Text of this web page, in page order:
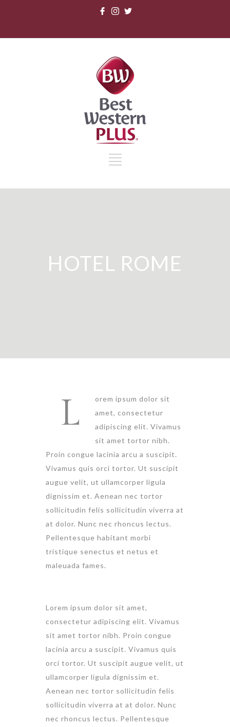
HOTEL ROME
L
orem ipsum dolor sit
amet, consectetur
adipiscing elit. Vivamus
sit amet tortor nibh.
Proin congue lacinia arcu a suscipit.
Vivamus quis orci tortor. Ut suscipit
augue velit, ut ullamcorper ligula
dignissim et. Aenean nec tortor
sollicitudin felis sollicitudin viverra at
at dolor. Nunc nec rhoncus lectus.
Pellentesque habitant morbi
tristique senectus et netus et
maleuada fames.
Lorem ipsum dolor sit amet,
consectetur adipiscing elit. Vivamus
sit amet tortor nibh. Proin congue
lacinia arcu a suscipit. Vivamus quis
orci tortor. Ut suscipit augue velit, ut
ullamcorper ligula dignissim et.
Aenean nec tortor sollicitudin felis
sollicitudin viverra at at dolor. Nunc
nec rhoncus lectus. Pellentesque